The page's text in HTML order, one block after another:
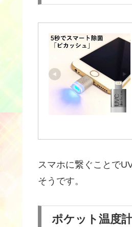
スマホに繋ぐことで
そうです。
ポケット温度計